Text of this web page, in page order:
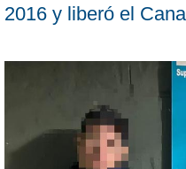
2016 y liberó el